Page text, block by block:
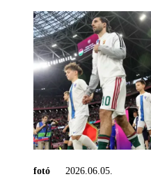
fotó 2026.06.05.